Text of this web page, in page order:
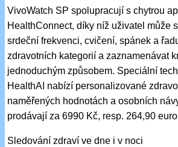
VivoWatch SP spolupracují s chytrou
HealthConnect, díky níž uživatel může
srdeční frekvenci, cvičení, spánek a
zdravotních kategorií a zaznamenávat
jednoduchým způsobem. Speciální
HealthAI nabízí personalizované
naměřených hodnotách a osobních
prodávají za 6990 Kč, resp. 264,90
Sledování zdraví ve dne i v noci